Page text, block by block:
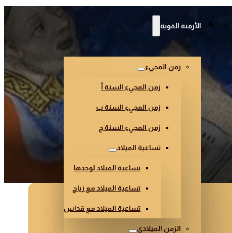
الأزمنة القوية
زمن المجيء
زمن المجيء السنة أ
زمن المجيء السنة ب
زمن المجيء السنة ج
تساعية الميلاد
تساعية الميلاد لوحدها
تساعية الميلاد مع زياح
تساعية الميلاد مع قداس
الزمن الميلادي